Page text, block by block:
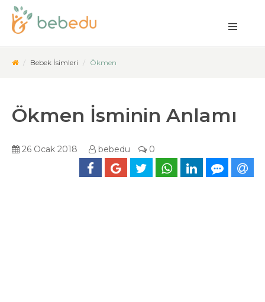
Bebek İsimleri Ökmen
Ökmen İsminin Anlamı
26 Ocak 2018 bebedu 0